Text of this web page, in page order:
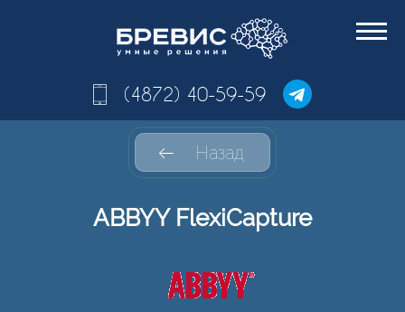
(4872) 40-59-59
Назад
ABBYY FlexiCapture